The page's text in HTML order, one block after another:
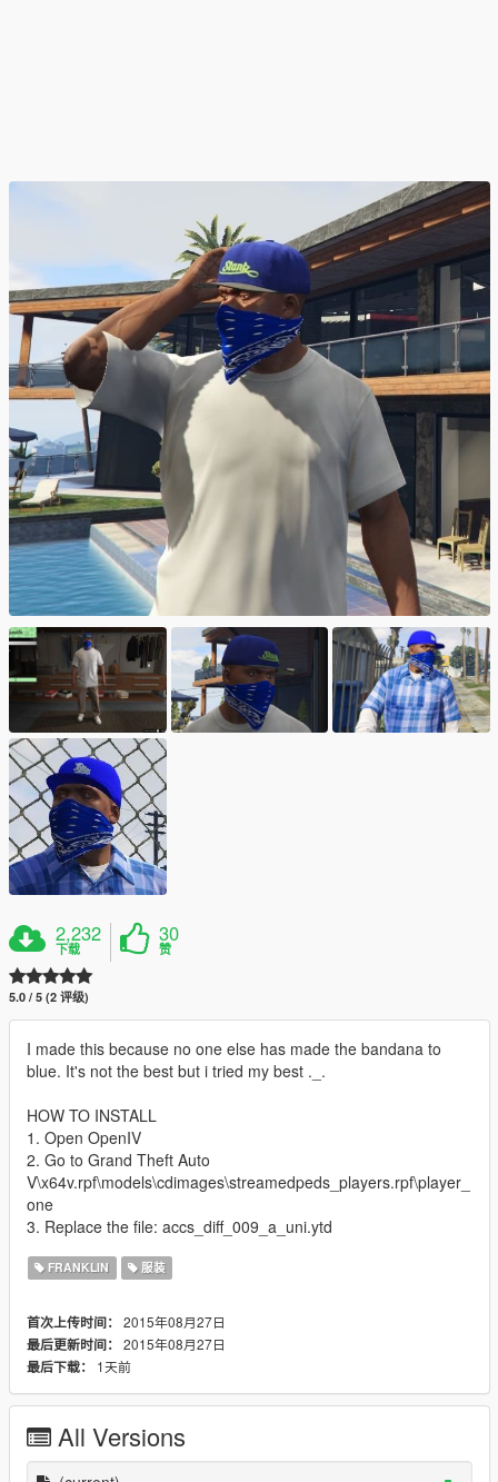
2,232
下载
30
赞
5.0 / 5 (2 评级)
I made this because no one else has made ​​the bandana to
blue. It's not the best but i tried my best ._.
HOW TO INSTALL
1. Open OpenIV
2. Go to Grand Theft Auto
V\x64v.rpf\models\cdimages\streamedpeds_players.rpf\player_
one
3. Replace the file: accs_diff_009_a_uni.ytd
FRANKLIN 服装
首次上传时间： 2015年08月27日
最后更新时间： 2015年08月27日
最后下载：
1天前
All Versions